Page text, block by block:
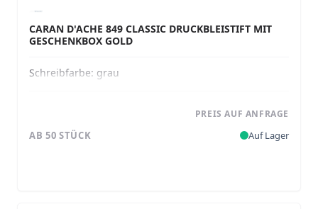
CARAN D'ACHE 849 CLASSIC DRUCKBLEISTIFT MIT
GESCHENKBOX GOLD
Schreibfarbe: grau
PREIS AUF ANFRAGE
AB 50 STÜCK Auf Lager